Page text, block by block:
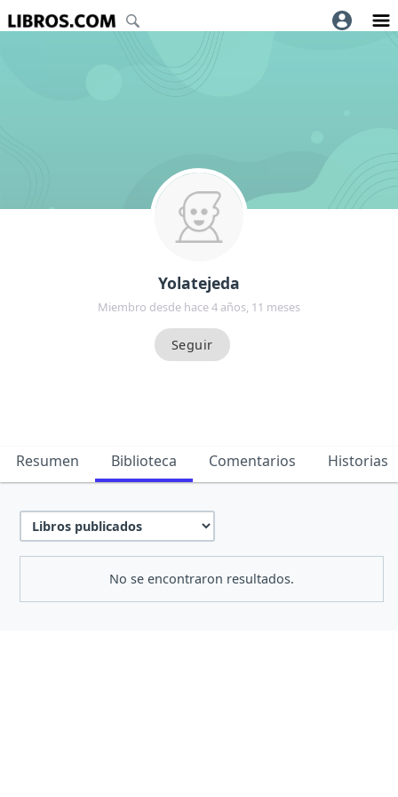
Yolatejeda
Miembro desde hace 4 años, 11 meses
Resumen Biblioteca Comentarios Historias
No se encontraron resultados.